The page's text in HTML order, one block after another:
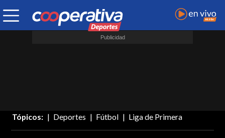
Tópicos: Deportes Fútbol Liga de Primera